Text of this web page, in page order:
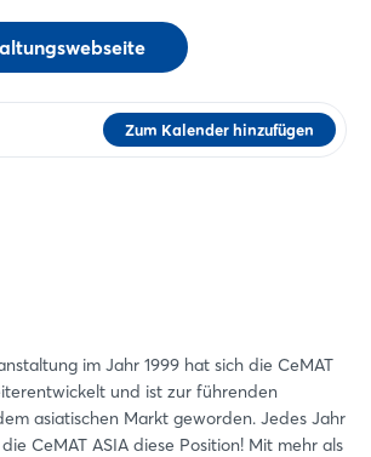
Zum Kalender hinzufügen
im Jahr 1999 hat sich die CeMAT
und ist zur führenden
asiatischen Markt geworden. Jedes Jahr
CeMAT ASIA diese Position! Mit mehr als